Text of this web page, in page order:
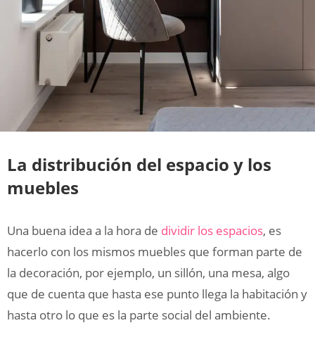
La distribución del espacio y los
muebles
Una buena idea a la hora de dividir los espacios, es
hacerlo con los mismos muebles que forman parte de
la decoración, por ejemplo, un sillón, una mesa, algo
que de cuenta que hasta ese punto llega la habitación y
hasta otro lo que es la parte social del ambiente.